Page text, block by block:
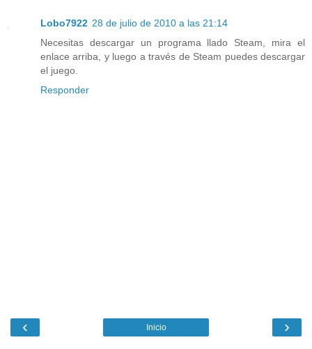
Lobo7922 28 de julio de 2010 a las 21:14
Necesitas descargar un programa llado Steam, mira el
enlace arriba, y luego a través de Steam puedes descargar
el juego.
Responder
‹ ›
Inicio